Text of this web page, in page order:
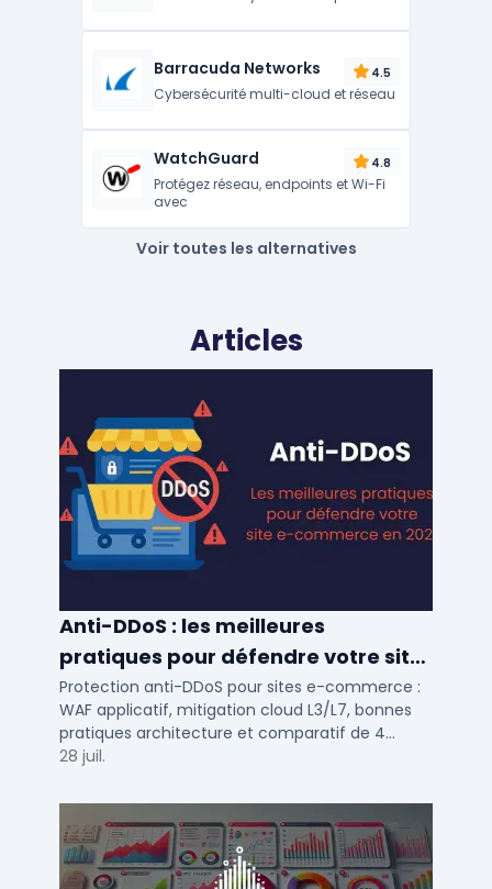
Barracuda Networks 4.5
Cybersécurité multi-cloud et réseau
WatchGuard 4.8
Protégez réseau, endpoints et Wi-Fi
avec
Voir toutes les alternatives
Articles
Anti-DDoS : les meilleures
pratiques pour défendre votre site
e-commerce en 2025
Protection anti-DDoS pour sites e-commerce :
WAF applicatif, mitigation cloud L3/L7, bonnes
pratiques architecture et comparatif de 4
solutions testees par des DSI en 2025.
28 juil.